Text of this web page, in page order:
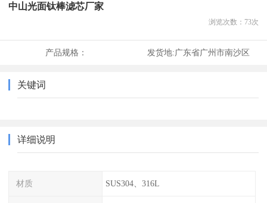
中山光面钛棒滤芯厂家
浏览次数： 73次
产品规格： 发货地:广东省广州市南沙区
关键词
详细说明
材质 SUS304、316L